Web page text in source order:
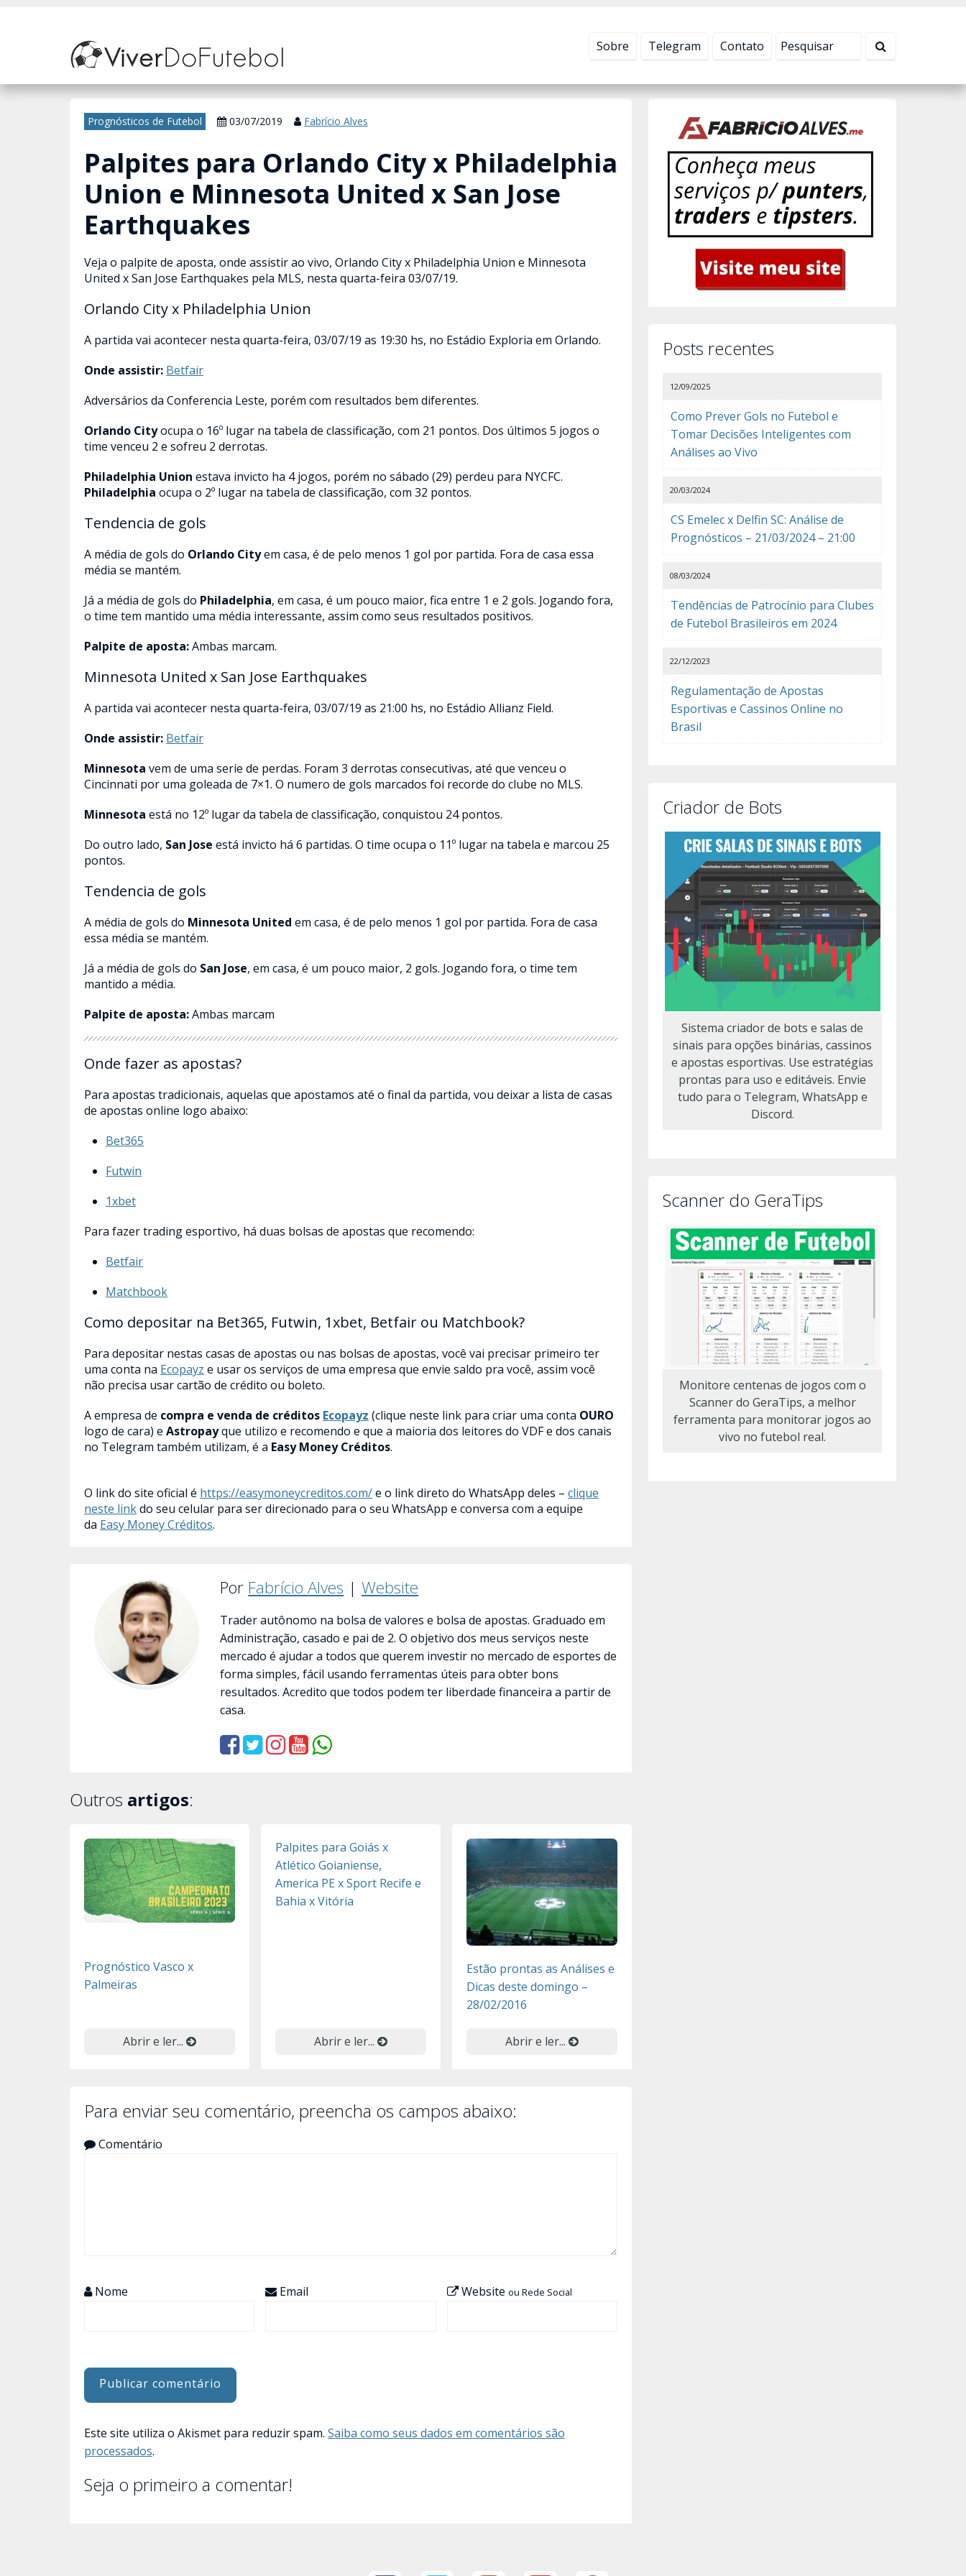
Sobre Telegram Contato
Prognósticos de Futebol 03/07/2019 Fabrício Alves
Palpites para Orlando City x Philadelphia
Union e Minnesota United x San Jose
Earthquakes
Veja o palpite de aposta, onde assistir ao vivo, Orlando City x Philadelphia Union e Minnesota
United x San Jose Earthquakes pela MLS, nesta quarta-feira 03/07/19.
Orlando City x Philadelphia Union
A partida vai acontecer nesta quarta-feira, 03/07/19 as 19:30 hs, no Estádio Exploria em Orlando.
Onde assistir: Betfair
Adversários da Conferencia Leste, porém com resultados bem diferentes.
Orlando Cityocupa o 16º lugar na tabela de classificação, com 21 pontos. Dos últimos 5 jogos o
time venceu 2 e sofreu 2 derrotas.
Philadelphia Union estava invicto ha 4 jogos, porém no sábado (29) perdeu para NYCFC.
Philadelphia ocupa o 2º lugar na tabela de classificação, com 32 pontos.
Tendencia de gols
A média de gols do Orlando Cityem casa, é de pelo menos 1 gol por partida. Fora de casa essa
média se mantém.
Já a média de gols do Philadelphia, em casa, é um pouco maior, fica entre 1 e 2 gols. Jogando fora,
o time tem mantido uma média interessante, assim como seus resultados positivos.
Palpite de aposta:Ambas marcam.
Minnesota United x San Jose Earthquakes
A partida vai acontecer nesta quarta-feira, 03/07/19 as 21:00 hs, no Estádio Allianz Field.
Onde assistir: Betfair
Minnesota vem de uma serie de perdas. Foram 3 derrotas consecutivas, até que venceu o
Cincinnati por uma goleada de 7×1. O numero de gols marcados foi recorde do clube no MLS.
Minnesota está no 12º lugar da tabela de classificação, conquistou 24 pontos.
Do outro lado, San Jose está invicto há 6 partidas. O time ocupa o 11º lugar na tabela e marcou 25
pontos.
Tendencia de gols
A média de gols do Minnesota United em casa, é de pelo menos 1 gol por partida. Fora de casa
essa média se mantém.
Já a média de gols do San Jose, em casa, é um pouco maior, 2 gols. Jogando fora, o time tem
mantido a média.
Palpite de aposta:Ambas marcam
Onde fazer as apostas?
Para apostas tradicionais, aquelas que apostamos até o final da partida, vou deixar a lista de casas
de apostas online logo abaixo:
Bet365
Futwin
1xbet
Para fazer trading esportivo, há duas bolsas de apostas que recomendo:
Betfair
Matchbook
Como depositar na Bet365, Futwin, 1xbet, Betfair ou Matchbook?
Para depositar nestas casas de apostas ou nas bolsas de apostas, você vai precisar primeiro ter
uma conta na Ecopayz e usar os serviços de uma empresa que envie saldo pra você, assim você
não precisa usar cartão de crédito ou boleto.
A empresa de compra e venda de créditos Ecopayz (clique neste link para criar uma conta OURO
logo de cara) e Astropayque utilizo e recomendo e que a maioria dos leitores do VDF e dos canais
no Telegram também utilizam, é a Easy Money Créditos.
O link do site oficial é https://easymoneycreditos.com/e o link direto do WhatsApp deles – clique
neste linkdo seu celular para ser direcionado para o seu WhatsApp e conversa com a equipe
da Easy Money Créditos.
Por Fabrício Alves |Website
Trader autônomo na bolsa de valores e bolsa de apostas. Graduado em
Administração, casado e pai de 2. O objetivo dos meus serviços neste
mercado é ajudar a todos que querem investir no mercado de esportes de
forma simples, fácil usando ferramentas úteis para obter bons
resultados. Acredito que todos podem ter liberdade financeira a partir de
casa.
Outros artigos:
Prognóstico Vasco x
Palmeiras
Abrir e ler...
Palpites para Goiás x
Atlético Goianiense,
America PE x Sport Recife e
Bahia x Vitória
Abrir e ler...
Estão prontas as Análises e
Dicas deste domingo –
28/02/2016
Abrir e ler...
Para enviar seu comentário, preencha os campos abaixo:
Comentário
Nome Email Website ou Rede Social
Este site utiliza o Akismet para reduzir spam. Saiba como seus dados em comentários são
processados.
Seja o primeiro a comentar!
Posts recentes
Como Prever Gols no Futebol e
Tomar Decisões Inteligentes com
Análises ao Vivo
12/09/2025
CS Emelec x Delfin SC: Análise de
Prognósticos – 21/03/2024 – 21:00
20/03/2024
Tendências de Patrocínio para Clubes
de Futebol Brasileiros em 2024
08/03/2024
Regulamentação de Apostas
Esportivas e Cassinos Online no
Brasil
22/12/2023
Criador de Bots
Sistema criador de bots e salas de
sinais para opções binárias, cassinos
e apostas esportivas. Use estratégias
prontas para uso e editáveis. Envie
tudo para o Telegram, WhatsApp e
Discord.
Scanner do GeraTips
Monitore centenas de jogos com o
Scanner do GeraTips, a melhor
ferramenta para monitorar jogos ao
vivo no futebol real.